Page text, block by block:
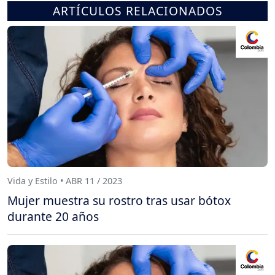
ARTÍCULOS RELACIONADOS
Vida y Estilo • ABR 11 / 2023
Mujer muestra su rostro tras usar bótox
durante 20 años